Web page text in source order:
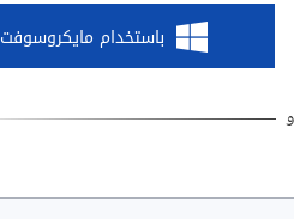
باستخدام مايكروسوفت